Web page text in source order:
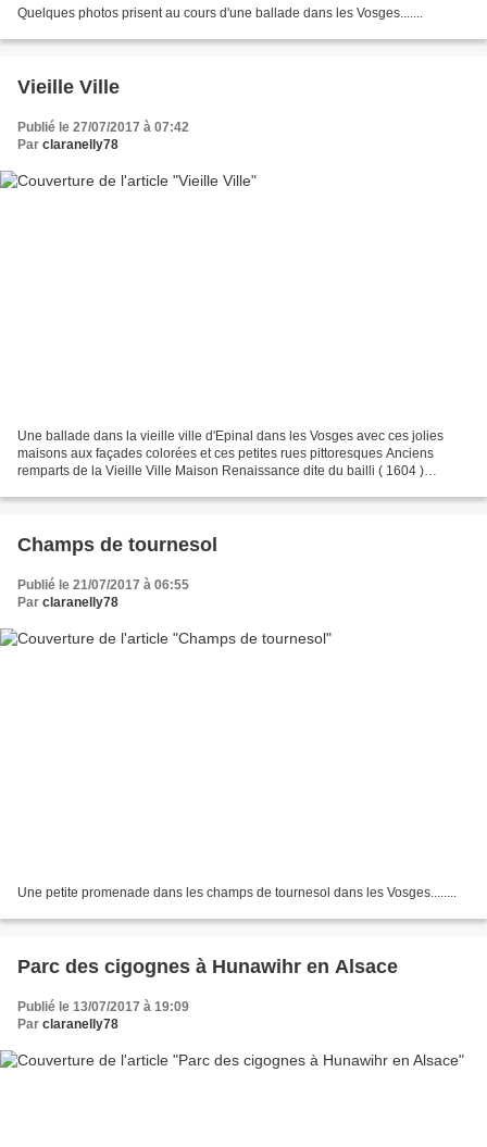
Quelques photos prisent au cours d'une ballade dans les Vosges.......
Vieille Ville
Publié le 27/07/2017 à 07:42
Par claranelly78
Une ballade dans la vieille ville d'Epinal dans les Vosges avec ces jolies
maisons aux façades colorées et ces petites rues pittoresques Anciens
remparts de la Vieille Ville Maison Renaissance dite du bailli ( 1604 )
Champs de tournesol
Publié le 21/07/2017 à 06:55
Par claranelly78
Une petite promenade dans les champs de tournesol dans les Vosges........
Parc des cigognes à Hunawihr en Alsace
Publié le 13/07/2017 à 19:09
Par claranelly78